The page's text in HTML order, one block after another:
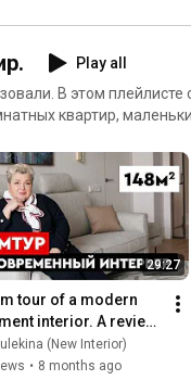
Play all
В этом
квартир,
29:27
tour of a modern
interior. A review
modern interior in the
res...
(New Interior)
• 8 months ago